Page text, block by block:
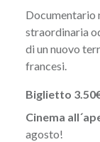
Documentario
straordinaria
di un nuovo
francesi.
Biglietto
Cinema
agosto!